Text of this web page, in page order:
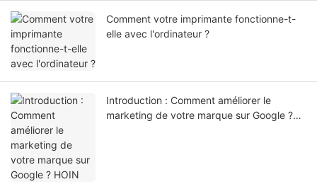
Comment votre imprimante fonctionne-t-
elle avec l'ordinateur ?
Introduction : Comment améliorer le
marketing de votre marque sur Google ?